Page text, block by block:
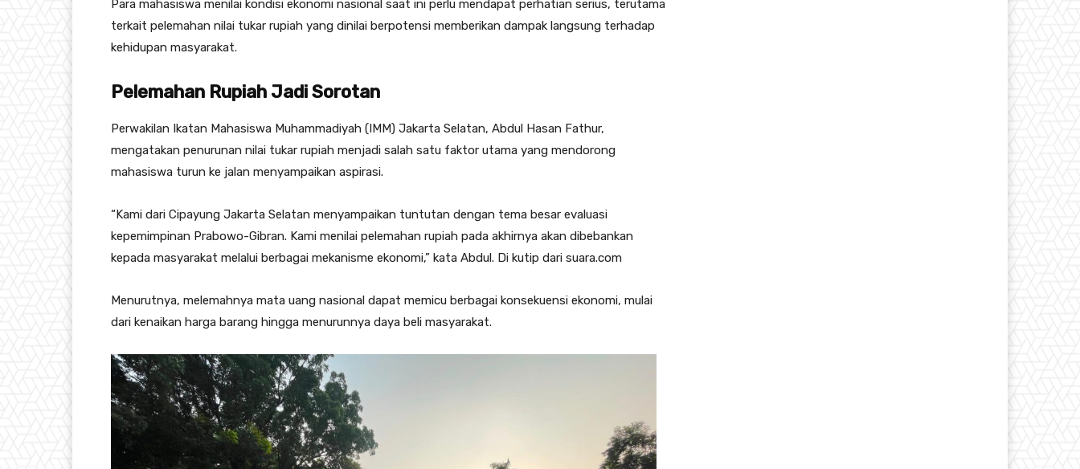
Para mahasiswa menilai kondisi ekonomi nasional saat ini perlu mendapat perhatian serius, terutama
terkait pelemahan nilai tukar rupiah yang dinilai berpotensi memberikan dampak langsung terhadap
kehidupan masyarakat.
Pelemahan Rupiah Jadi Sorotan
Perwakilan Ikatan Mahasiswa Muhammadiyah (IMM) Jakarta Selatan, Abdul Hasan Fathur,
mengatakan penurunan nilai tukar rupiah menjadi salah satu faktor utama yang mendorong
mahasiswa turun ke jalan menyampaikan aspirasi.
“Kami dari Cipayung Jakarta Selatan menyampaikan tuntutan dengan tema besar evaluasi
kepemimpinan Prabowo-Gibran. Kami menilai pelemahan rupiah pada akhirnya akan dibebankan
kepada masyarakat melalui berbagai mekanisme ekonomi,” kata Abdul. Di kutip dari suara.com
Menurutnya, melemahnya mata uang nasional dapat memicu berbagai konsekuensi ekonomi, mulai
dari kenaikan harga barang hingga menurunnya daya beli masyarakat.